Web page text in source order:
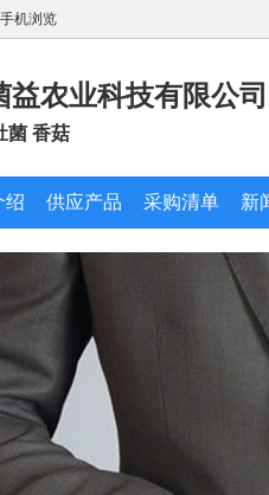
手机浏览
益农业科技有限公司
菌 香菇
绍 供应产品 采购清单 新